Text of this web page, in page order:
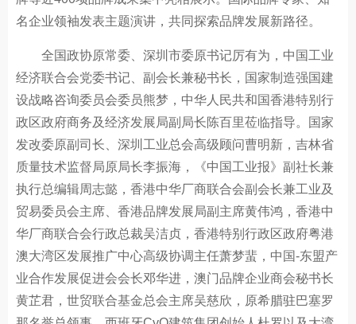
名企业领袖发表主题演讲，共同探索品牌发展新路径。
全国政协原常委、深圳市委原书记厉有为，中国工业
经济联合会党委书记、副会长兼秘书长，国家制造强国建
设战略咨询委员会委员熊梦，中华人民共和国香港特别行
政区政府商务及经济发展局副局长陈百里莅临指导。国家
发改委原副司长、深圳工业总会高级顾问曹明新，吉林省
质量技术监督局原局长李振海，《中国工业报》副社长兼
执行总编辑周志懿，香港中华厂商联合会副会长兼工业及
贸易委员会主席、香港品牌发展局副主席黄伟鸿，香港中
华厂商联合会行政总裁吴洁贞，香港特别行政区政府粤港
澳大湾区发展推广中心高级协调主任萧梦蜚，中国-东盟产
业合作发展促进会会长邓华进，澳门品牌企业商会秘书长
黄芷君，世贸联合基金总会主席吴慈欣，原希腊驻巴塞罗